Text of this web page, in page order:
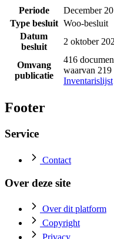
Periode
December
Type besluit Woo-besluit
Datum
besluit
2 oktober
Omvang
publicatie
416
waarvan 219
Inventarislijst
Footer
Service
Contact
Over deze site
Over dit platform
Copyright